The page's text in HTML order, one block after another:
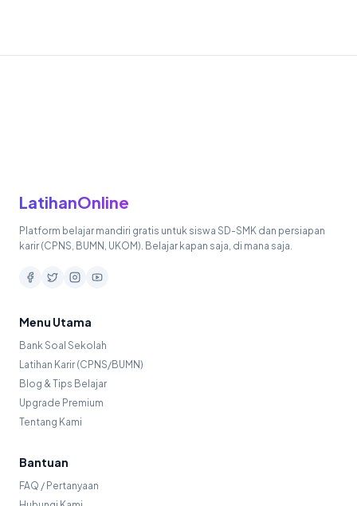
LatihanOnline
Platform belajar mandiri gratis untuk siswa SD-SMK dan persiapan
karir (CPNS, BUMN, UKOM). Belajar kapan saja, di mana saja.
Menu Utama
Bank Soal Sekolah
Latihan Karir (CPNS/BUMN)
Blog & Tips Belajar
Upgrade Premium
Tentang Kami
Bantuan
FAQ / Pertanyaan